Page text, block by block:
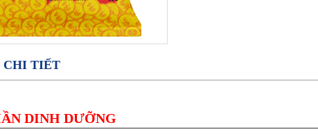
CHI TIẾT
DINH DƯỠNG